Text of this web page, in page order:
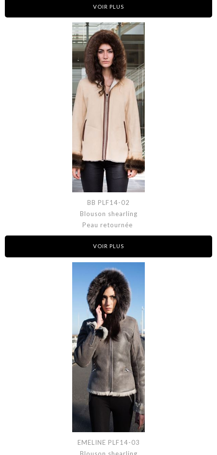
VOIR PLUS
BB PLF14-02
Blouson shearling
Peau retournée
VOIR PLUS
EMELINE PLF14-03
Blouson shearling